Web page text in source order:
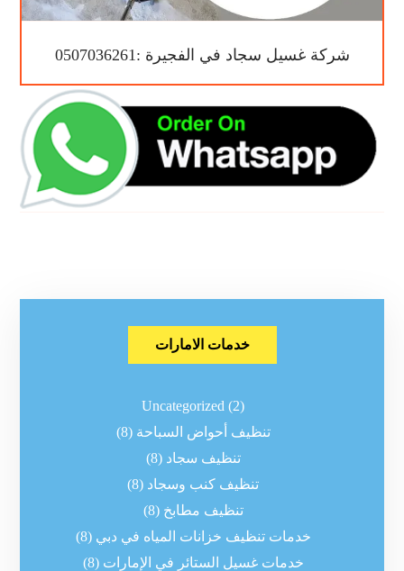
شركة غسيل سجاد في الفجيرة :0507036261
خدمات الامارات
Uncategorized (2)
تنظيف أحواض السباحة (8)
تنظيف سجاد (8)
تنظيف كنب وسجاد (8)
تنظيف مطابخ (8)
خدمات تنظيف خزانات المياه في دبي (8)
خدمات غسيل الستائر في الإمارات (8)